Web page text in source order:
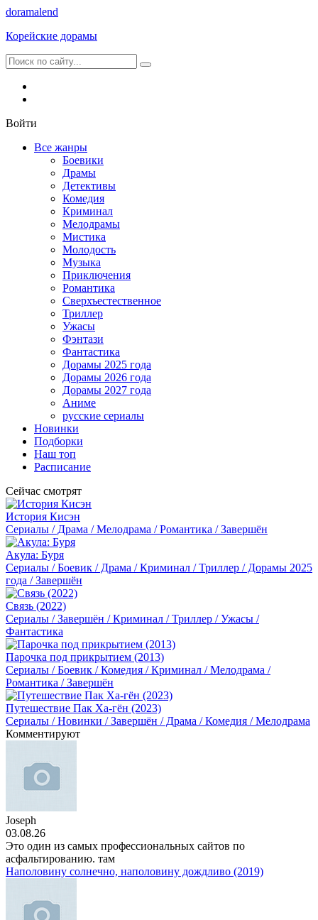
doramalend
Корейские дорамы
Войти
Все жанры
Боевики
Драмы
Детективы
Комедия
Криминал
Мелодрамы
Мистика
Молодость
Музыка
Приключения
Романтика
Сверхъестественное
Триллер
Ужасы
Фэнтази
Фантастика
Дорамы 2025 года
Дорамы 2026 года
Дорамы 2027 года
Аниме
русские сериалы
Новинки
Подборки
Наш топ
Расписание
Сейчас смотрят
История Кисэн
Сериалы / Драма / Мелодрама / Романтика / Завершён
Акула: Буря
Сериалы / Боевик / Драма / Криминал / Триллер / Дорамы 2025
года / Завершён
Связь (2022)
Сериалы / Завершён / Криминал / Триллер / Ужасы /
Фантастика
Парочка под прикрытием (2013)
Сериалы / Боевик / Комедия / Криминал / Мелодрама /
Романтика / Завершён
Путешествие Пак Ха-гён (2023)
Сериалы / Новинки / Завершён / Драма / Комедия / Мелодрама
Комментируют
Joseph
03.08.26
Это один из самых профессиональных сайтов по
асфальтированию. там
Наполовину солнечно, наполовину дождливо (2019)